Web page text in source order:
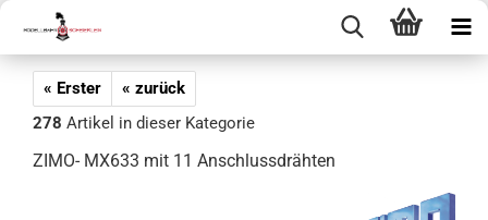
« Erster
« zurück
278 Artikel in dieser Kategorie
ZIMO- MX633 mit 11 Anschlussdrähten